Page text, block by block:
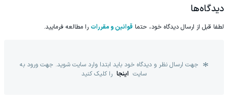
دیدگاه‌ها
لطفا قبل از ارسال دیدگاه خود، حتما قوانین و مقررات را مطالعه فرمایید.
جهت ارسال نظر و دیدگاه خود باید ابتدا وارد سایت شوید. جهت ورود به
سایت اینجا را کلیک کنید